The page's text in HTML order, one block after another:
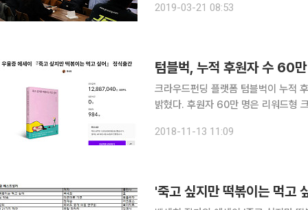
프로젝트가 성공했다. 백세희 작가의 '
2019-03-21 08:53
텀블벅, 누적 후원자 수 60
크라우드펀딩 플랫폼 텀블벅이 누적
밝혔다. 후원자 60만 명은 리워드형 크라우드펀딩 국내 최대 기록이다. 2011년 설립한 이래, 총 60
다. 누적 후원 금액 300억 원을 발표
2018-11-13 11:09
'죽고 싶지만 떡볶이는 먹고